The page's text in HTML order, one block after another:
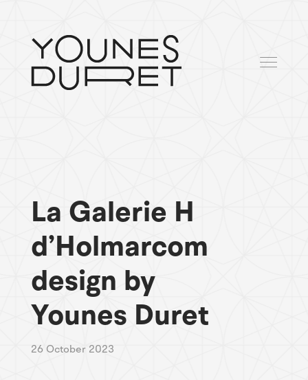
La Galerie H
d’Holmarcom
design by
Younes Duret
26 October 2023